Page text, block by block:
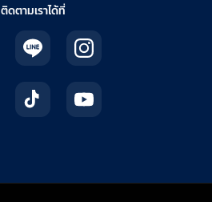
ติดตามเราได้ที่